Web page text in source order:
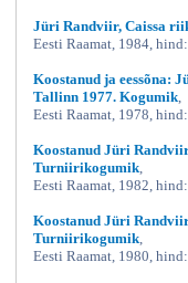
Jüri Randviir, Caissa
Eesti Raamat, 1984,
Koostanud ja eessõna:
Tallinn 1977. Kogumik
Eesti Raamat, 1978,
Koostanud Jüri
Turniirikogumik
Eesti Raamat, 1982,
Koostanud Jüri
Turniirikogumik
Eesti Raamat, 1980,